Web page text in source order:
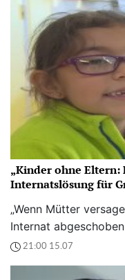
„Kinder ohne Eltern:
Internatslösung für
„Wenn Mütter
Internat
21:00 15.07